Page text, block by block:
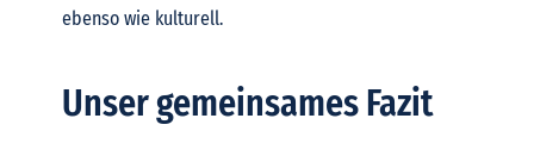
ebenso wie kulturell.
Unser gemeinsames Fazit